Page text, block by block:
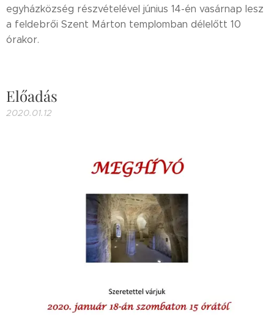
egyházközség részvételével június 14-én vasárnap lesz
a feldebrői Szent Márton templomban délelőtt 10
órakor.
Előadás
2020.01.12